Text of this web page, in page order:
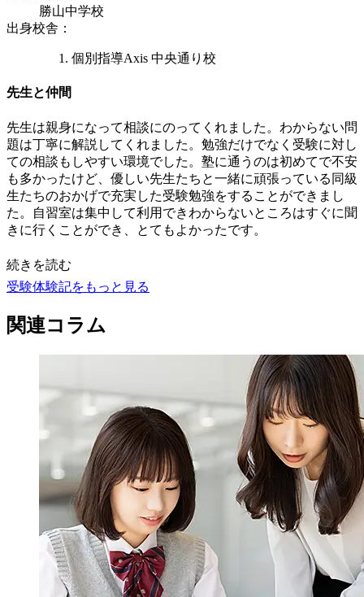
勝山中学校
出身校舎 ：
個別指導Axis 中央通り校
先生と仲間
先生は親身になって相談にのってくれました。わからない問
題は丁寧に解説してくれました。勉強だけでなく受験に対し
ての相談もしやすい環境でした。塾に通うのは初めてで不安
も多かったけど、優しい先生たちと一緒に頑張っている同級
生たちのおかげで充実した受験勉強をすることができまし
た。自習室は集中して利用できわからないところはすぐに聞
きに行くことができ、とてもよかったです。
続きを読む
受験体験記をもっと見る
関連コラム